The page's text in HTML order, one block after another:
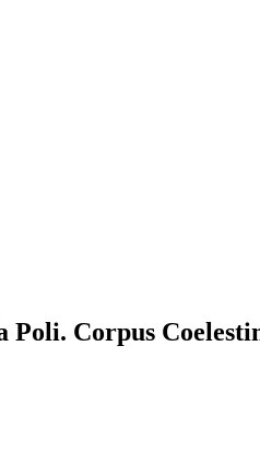
Poli. Corpus